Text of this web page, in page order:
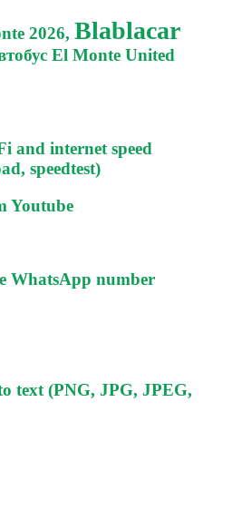
2026, Blablacar
El Monte United
and internet speed
speedtest)
Youtube
WhatsApp number
text (PNG, JPG, JPEG,